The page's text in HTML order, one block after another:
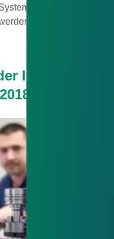
als auch die
IATF-